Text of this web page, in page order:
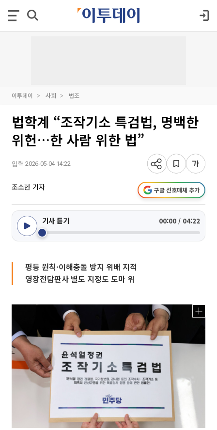
이투데이 사회 법조
법학계 “조작기소 특검법, 명백한
위헌…한 사람 위한 법”
입력 2026-05-04 14:22
조소현 기자 구글 선호매체 추가
기사 듣기 00:00 / 04:22
평등 원칙·이해충돌 방지 위배 지적
영장전담판사 별도 지정도 도마 위